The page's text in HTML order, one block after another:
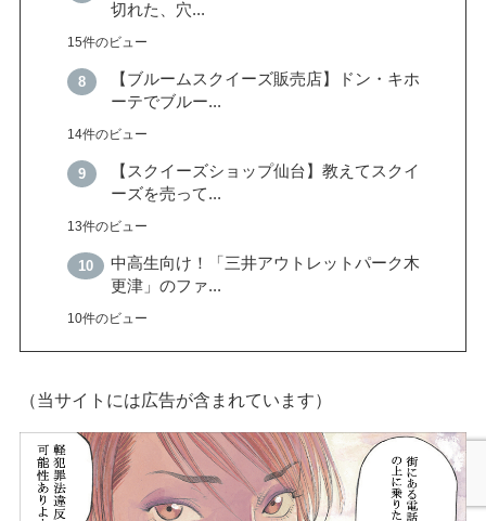
切れた、穴...
15件のビュー
【ブルームスクイーズ販売店】ドン・キホ
ーテでブルー...
14件のビュー
【スクイーズショップ仙台】教えてスクイ
ーズを売って...
13件のビュー
中高生向け！「三井アウトレットパーク木
更津」のファ...
10件のビュー
（当サイトには広告が含まれています）